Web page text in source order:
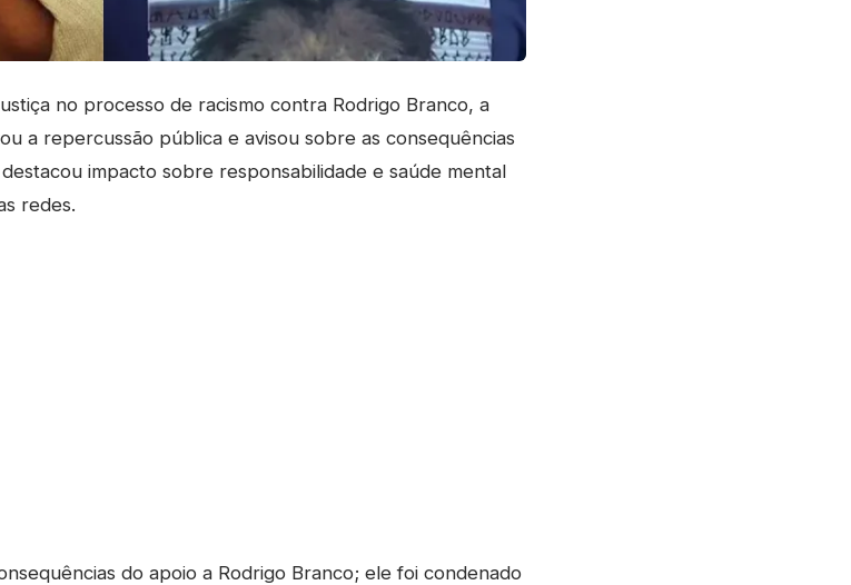
no processo de racismo contra Rodrigo Branco, a
a repercussão pública e avisou sobre as consequências
impacto sobre responsabilidade e saúde mental
redes.
do apoio a Rodrigo Branco; ele foi condenado